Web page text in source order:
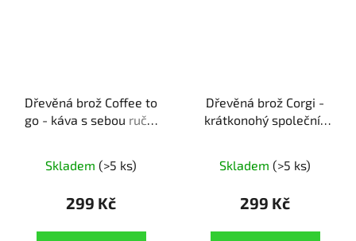
Dřevěná brož Coffee to
go - káva s sebou ruční
Skladem (>5 ks)
299 Kč
Dřevěná brož Corgi -
krátkonohý společník
Skladem (>5 ks)
299 Kč